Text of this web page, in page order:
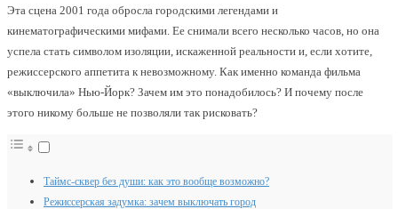
Эта сцена 2001 года обросла городскими легендами и
кинематографическими мифами. Ее снимали всего несколько часов, но она
успела стать символом изоляции, искаженной реальности и, если хотите,
режиссерского аппетита к невозможному. Как именно команда фильма
«выключила» Нью-Йорк? Зачем им это понадобилось? И почему после
этого никому больше не позволяли так рисковать?
Таймс-сквер без души: как это вообще возможно?
Режиссерская задумка: зачем выключать город